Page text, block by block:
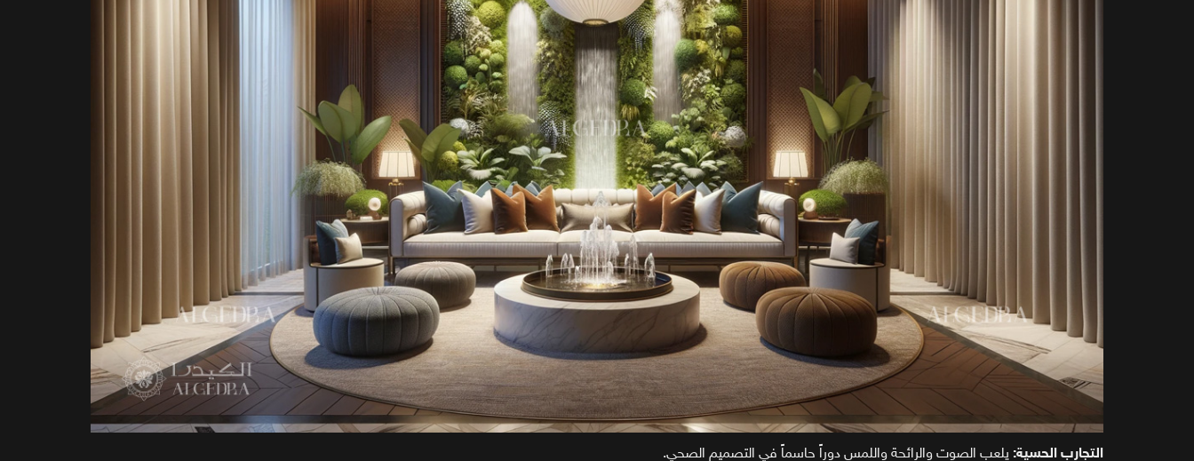
التجارب الحسية: يلعب الصوت والرائحة واللمس دوراً حاسماً في التصميم الصحي.